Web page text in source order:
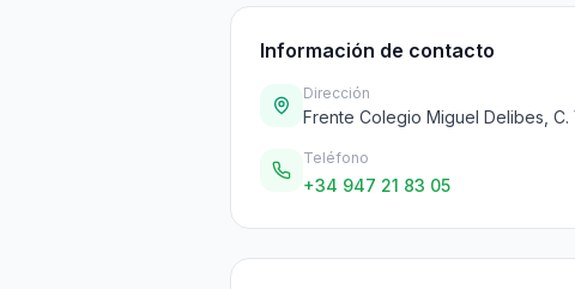
Información de contacto
Dirección
Frente Colegio Miguel Delibes,
Teléfono
+34 947 21 83 05